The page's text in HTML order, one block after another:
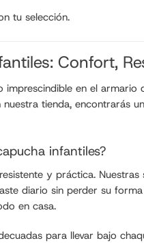
tu selección.
Confort,
imprescindible en el armario
tienda, encontrarás
infantiles?
y práctica.
diario sin perder su
en casa.
para llevar bajo